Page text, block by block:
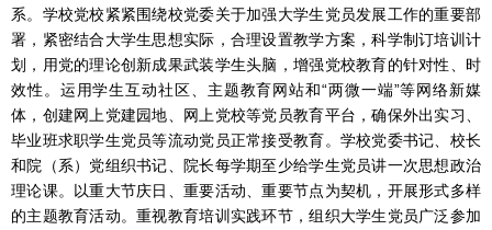
系。学校党校紧紧围绕校党委关于加强大学生党员发展工作的重要部
署，紧密结合大学生思想实际，合理设置教学方案，科学制订培训计
划，用党的理论创新成果武装学生头脑，增强党校教育的针对性、时
效性。运用学生互动社区、主题教育网站和“两微一端”等网络新媒
体，创建网上党建园地、网上党校等党员教育平台，确保外出实习、
毕业班求职学生党员等流动党员正常接受教育。学校党委书记、校长
和院（系）党组织书记、院长每学期至少给学生党员讲一次思想政治
理论课。以重大节庆日、重要活动、重要节点为契机，开展形式多样
的主题教育活动。重视教育培训实践环节，组织大学生党员广泛参加